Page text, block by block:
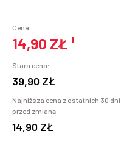
Cena:
14,90 ZŁ ¹
Stara cena:
39,90 ZŁ
Najniższa cena z ostatnich 30 dni
przed zmianą:
14,90 ZŁ